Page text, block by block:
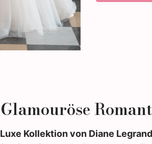
Kollektion von Diane Legrand